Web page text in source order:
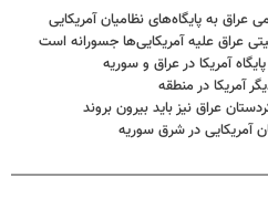
عراق به پایگاه‌های نظامیان آمریکایی
عراق علیه آمریکایی‌ها جسورانه است
آمریکا در عراق و سوریه
آمریکا در منطقه
عراق نیز باید بیرون بروند
آمریکایی در شرق سوریه